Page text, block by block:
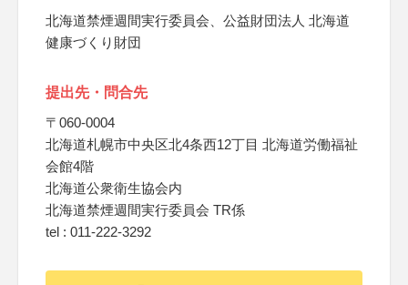
北海道禁煙週間実行委員会、公益財団法人 北海道
健康づくり財団
提出先・問合先
〒060-0004
北海道札幌市中央区北4条西12丁目 北海道労働福祉
会館4階
北海道公衆衛生協会内
北海道禁煙週間実行委員会 TR係
tel : 011-222-3292